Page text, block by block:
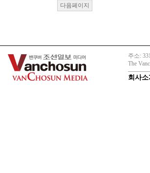
다음페이지
주소:
The
회사소